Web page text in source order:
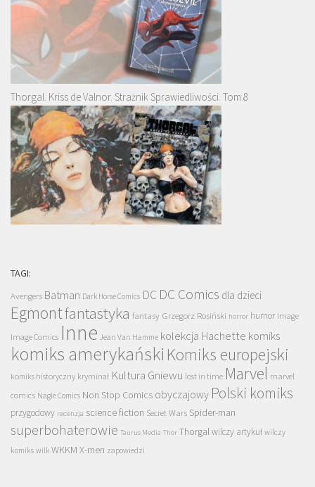
Thorgal. Kriss de Valnor. Strażnik Sprawiedliwości. Tom 8
TAGI:
Avengers Batman Dark Horse Comics DC DC Comics dla dzieci
Egmontfantastyka fantasy Grzegorz Rosiński horror humor Image
Image Comics Inne Jean Van Hamme kolekcja Hachette komiks
komiks amerykański Komiks europejski
komiks historyczny kryminał Kultura Gniewu lost in time Marvel marvel
comics Nagle Comics Non Stop Comics obyczajowy Polski komiks
przygodowy recenzja science fiction Secret Wars Spider-man
superbohaterowie Taurus Media Thor Thorgalwilczy artykuł wilczy
komiks wilk WKKM X-men zapowiedzi